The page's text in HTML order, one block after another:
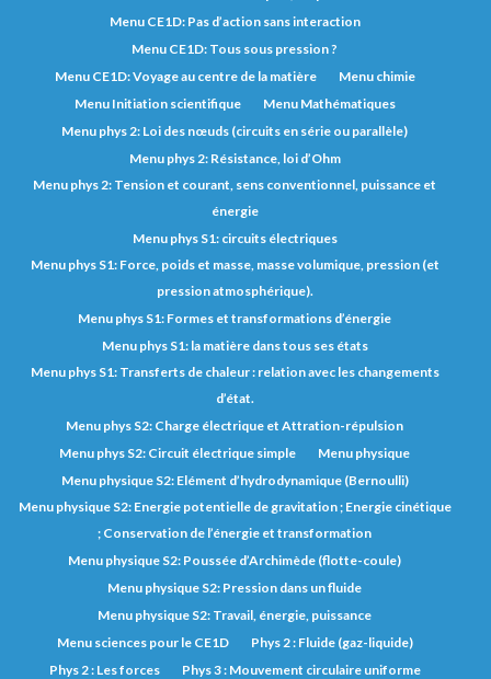
Menu CE1D: Pas d’action sans interaction
Menu CE1D: Tous sous pression ?
Menu CE1D: Voyage au centre de la matière
Menu chimie
Menu Initiation scientifique
Menu Mathématiques
Menu phys 2: Loi des nœuds (circuits en série ou parallèle)
Menu phys 2: Résistance, loi d’Ohm
Menu phys 2: Tension et courant, sens conventionnel, puissance et
énergie
Menu phys S1: circuits électriques
Menu phys S1: Force, poids et masse, masse volumique, pression (et
pression atmosphérique).
Menu phys S1: Formes et transformations d’énergie
Menu phys S1: la matière dans tous ses états
Menu phys S1: Transferts de chaleur : relation avec les changements
d’état.
Menu phys S2: Charge électrique et Attration-répulsion
Menu phys S2: Circuit électrique simple
Menu physique
Menu physique S2: Elément d’hydrodynamique (Bernoulli)
Menu physique S2: Energie potentielle de gravitation ; Energie cinétique
; Conservation de l’énergie et transformation
Menu physique S2: Poussée d’Archimède (flotte-coule)
Menu physique S2: Pression dans un fluide
Menu physique S2: Travail, énergie, puissance
Menu sciences pour le CE1D
Phys 2 : Fluide (gaz-liquide)
Phys 2 : Les forces
Phys 3 : Mouvement circulaire uniforme